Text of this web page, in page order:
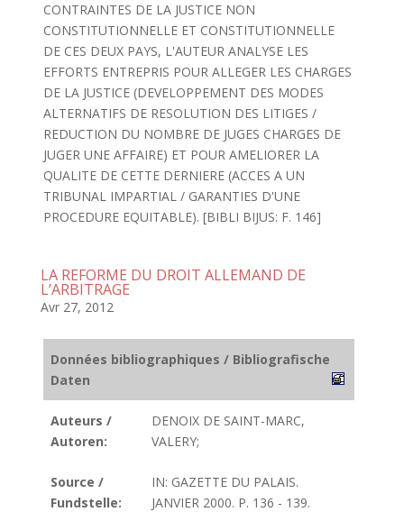
CONTRAINTES DE LA JUSTICE NON
CONSTITUTIONNELLE ET CONSTITUTIONNELLE
DE CES DEUX PAYS, L'AUTEUR ANALYSE LES
EFFORTS ENTREPRIS POUR ALLEGER LES CHARGES
DE LA JUSTICE (DEVELOPPEMENT DES MODES
ALTERNATIFS DE RESOLUTION DES LITIGES /
REDUCTION DU NOMBRE DE JUGES CHARGES DE
JUGER UNE AFFAIRE) ET POUR AMELIORER LA
QUALITE DE CETTE DERNIERE (ACCES A UN
TRIBUNAL IMPARTIAL / GARANTIES D'UNE
PROCEDURE EQUITABLE). [BIBLI BIJUS: F. 146]
LA REFORME DU DROIT ALLEMAND DE
L’ARBITRAGE
Avr 27, 2012
Données bibliographiques / Bibliografische
Daten
Auteurs /
Autoren:
DENOIX DE SAINT-MARC,
VALERY;
Source /
Fundstelle:
IN: GAZETTE DU PALAIS.
JANVIER 2000. P. 136 - 139.